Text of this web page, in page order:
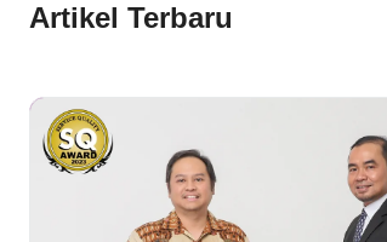
Artikel Terbaru